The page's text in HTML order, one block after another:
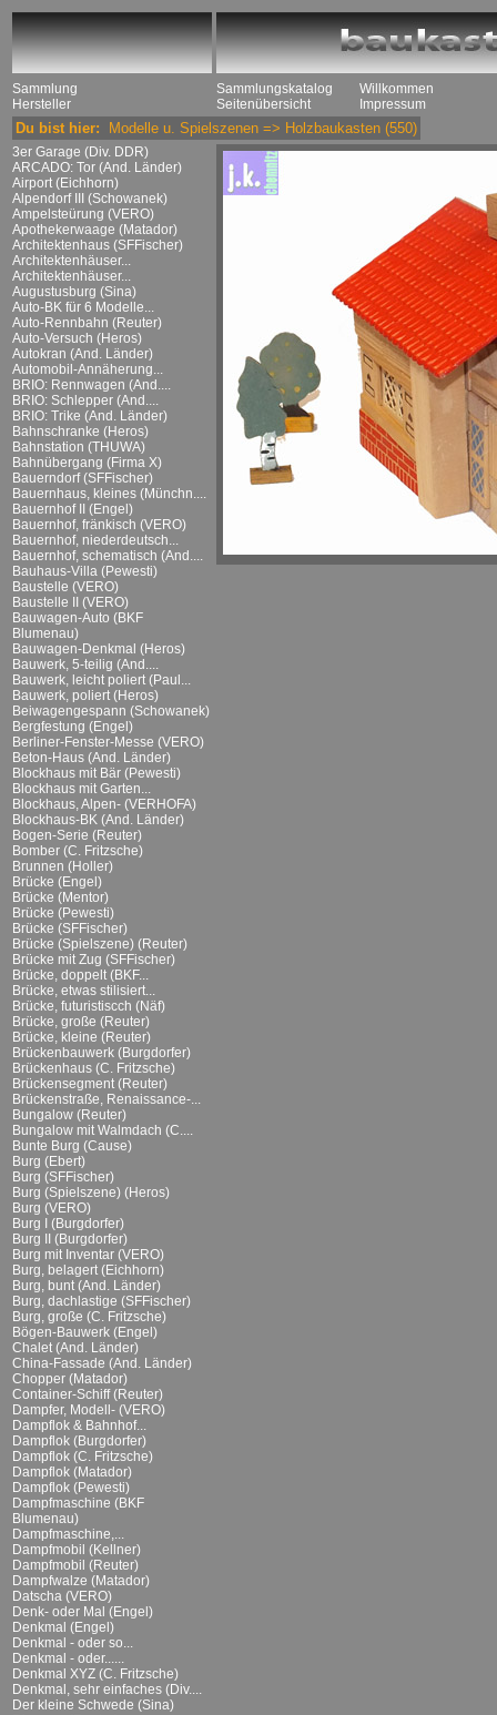
Sammlung
Hersteller
Sammlungskatalog
Seitenübersicht
Willkommen
Impressum
Du bist hier: Modelle u. Spielszenen => Holzbaukasten (550)
3er Garage (Div. DDR)
ARCADO: Tor (And. Länder)
Airport (Eichhorn)
Alpendorf III (Schowanek)
Ampelsteürung (VERO)
Apothekerwaage (Matador)
Architektenhaus (SFFischer)
Architektenhäuser...
Architektenhäuser...
Augustusburg (Sina)
Auto-BK für 6 Modelle...
Auto-Rennbahn (Reuter)
Auto-Versuch (Heros)
Autokran (And. Länder)
Automobil-Annäherung...
BRIO: Rennwagen (And....
BRIO: Schlepper (And....
BRIO: Trike (And. Länder)
Bahnschranke (Heros)
Bahnstation (THUWA)
Bahnübergang (Firma X)
Bauerndorf (SFFischer)
Bauernhaus, kleines (Münchn....
Bauernhof II (Engel)
Bauernhof, fränkisch (VERO)
Bauernhof, niederdeutsch...
Bauernhof, schematisch (And....
Bauhaus-Villa (Pewesti)
Baustelle (VERO)
Baustelle II (VERO)
Bauwagen-Auto (BKF
Blumenau)
Bauwagen-Denkmal (Heros)
Bauwerk, 5-teilig (And....
Bauwerk, leicht poliert (Paul...
Bauwerk, poliert (Heros)
Beiwagengespann (Schowanek)
Bergfestung (Engel)
Berliner-Fenster-Messe (VERO)
Beton-Haus (And. Länder)
Blockhaus mit Bär (Pewesti)
Blockhaus mit Garten...
Blockhaus, Alpen- (VERHOFA)
Blockhaus-BK (And. Länder)
Bogen-Serie (Reuter)
Bomber (C. Fritzsche)
Brunnen (Holler)
Brücke (Engel)
Brücke (Mentor)
Brücke (Pewesti)
Brücke (SFFischer)
Brücke (Spielszene) (Reuter)
Brücke mit Zug (SFFischer)
Brücke, doppelt (BKF...
Brücke, etwas stilisiert...
Brücke, futuristiscch (Näf)
Brücke, große (Reuter)
Brücke, kleine (Reuter)
Brückenbauwerk (Burgdorfer)
Brückenhaus (C. Fritzsche)
Brückensegment (Reuter)
Brückenstraße, Renaissance-...
Bungalow (Reuter)
Bungalow mit Walmdach (C....
Bunte Burg (Cause)
Burg (Ebert)
Burg (SFFischer)
Burg (Spielszene) (Heros)
Burg (VERO)
Burg I (Burgdorfer)
Burg II (Burgdorfer)
Burg mit Inventar (VERO)
Burg, belagert (Eichhorn)
Burg, bunt (And. Länder)
Burg, dachlastige (SFFischer)
Burg, große (C. Fritzsche)
Bögen-Bauwerk (Engel)
Chalet (And. Länder)
China-Fassade (And. Länder)
Chopper (Matador)
Container-Schiff (Reuter)
Dampfer, Modell- (VERO)
Dampflok & Bahnhof...
Dampflok (Burgdorfer)
Dampflok (C. Fritzsche)
Dampflok (Matador)
Dampflok (Pewesti)
Dampfmaschine (BKF
Blumenau)
Dampfmaschine,...
Dampfmobil (Kellner)
Dampfmobil (Reuter)
Dampfwalze (Matador)
Datscha (VERO)
Denk- oder Mal (Engel)
Denkmal (Engel)
Denkmal - oder so...
Denkmal - oder......
Denkmal XYZ (C. Fritzsche)
Denkmal, sehr einfaches (Div....
Der kleine Schwede (Sina)